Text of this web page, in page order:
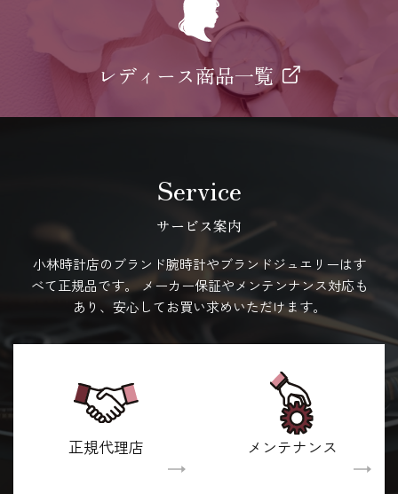
レディース商品一覧
サービス案内
小林時計店のブランド腕時計やブランドジュエリーはす
べて正規品です。メーカー保証やメンテンナンス対応も
あり、安心してお買い求めいただけます。
正規代理店 メンテナンス